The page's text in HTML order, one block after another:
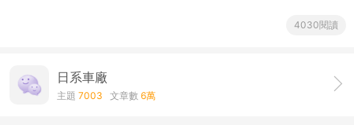
4030閱讀
日系車廠
主題 7003 文章數 6萬